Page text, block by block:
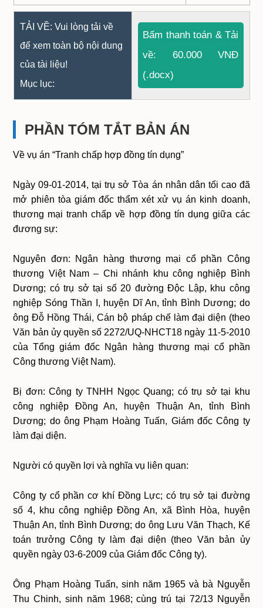
TẢI VỀ: Vui lòng tải về
để xem toàn bộ nội dung
của tài liệu!
Mục lục:
Bấm thanh toán & Tải
về: 60.000 VNĐ
(.docx)
PHẦN TÓM TẮT BẢN ÁN
Về vụ án “Tranh chấp hợp đồng tín dụng”
Ngày 09-01-2014, tại trụ sở Tòa án nhân dân tối cao đã
mở phiên tòa giám đốc thẩm xét xử vụ án kinh doanh,
thương mại tranh chấp về hợp đồng tín dụng giữa các
đương sự:
Nguyên đơn: Ngân hàng thương mại cổ phần Công
thương Việt Nam – Chi nhánh khu công nghiệp Bình
Dương; có trụ sở tại số 20 đường Độc Lập, khu công
nghiệp Sóng Thần I, huyện Dĩ An, tỉnh Bình Dương; do
ông Đỗ Hồng Thái, Cán bộ pháp chế làm đại diện (theo
Văn bản ủy quyền số 2272/UQ-NHCT18 ngày 11-5-2010
của Tổng giám đốc Ngân hàng thương mại cổ phần
Công thương Việt Nam).
Bị đơn: Công ty TNHH Ngọc Quang; có trụ sở tại khu
công nghiệp Đồng An, huyện Thuận An, tỉnh Bình
Dương; do ông Phạm Hoàng Tuấn, Giám đốc Công ty
làm đại diện.
Người có quyền lợi và nghĩa vụ liên quan:
Công ty cổ phần cơ khí Đồng Lực; có trụ sở tại đường
số 4, khu công nghiệp Đồng An, xã Bình Hòa, huyện
Thuận An, tỉnh Bình Dương; do ông Lưu Văn Thạch, Kế
toán trưởng Công ty làm đại diện (theo Văn bản ủy
quyền ngày 03-6-2009 của Giám đốc Công ty).
Ông Phạm Hoàng Tuấn, sinh năm 1965 và bà Nguyễn
Thu Chinh, sinh năm 1968; cùng trú tại 72/13 Nguyễn